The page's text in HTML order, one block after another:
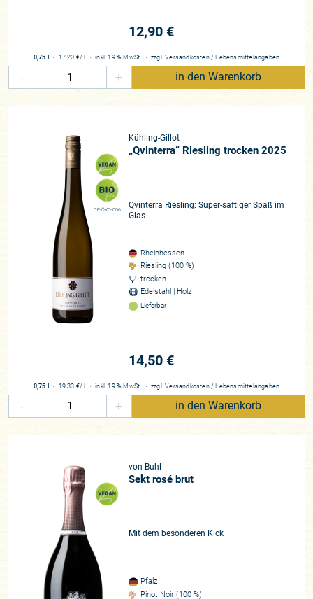
12,90 €
0,75 l ・ 17,20 €/ l ・inkl. 19 % MwSt. ・ zzgl.Versandkosten / Lebensmittelangaben
- + in den Warenkorb
DE-ÖKO-006
Kühling-Gillot
„Qvinterra“ Riesling trocken 2025
Qvinterra Riesling: Super-saftiger Spaß im
Glas
Rheinhessen
Riesling (100 %)
trocken
Edelstahl | Holz
Lieferbar
14,50 €
0,75 l ・ 19,33 €/ l ・inkl. 19 % MwSt. ・ zzgl.Versandkosten / Lebensmittelangaben
- + in den Warenkorb
von Buhl
Sekt rosé brut
Mit dem besonderen Kick
Pfalz
Pinot Noir (100 %)